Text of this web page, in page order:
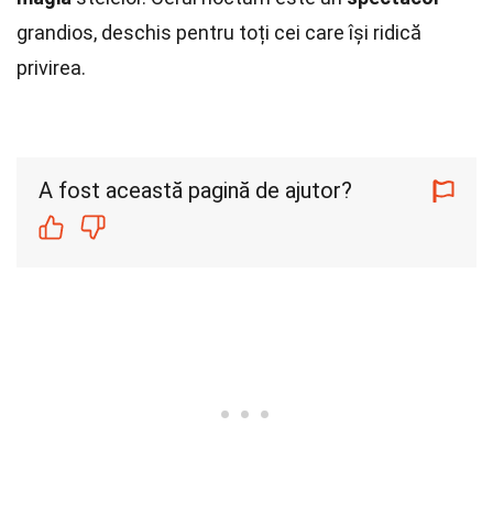
grandios, deschis pentru toți cei care își ridică
privirea.
A fost această pagină de ajutor?